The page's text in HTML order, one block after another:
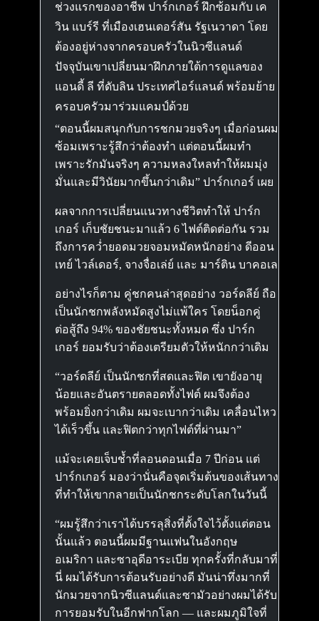
ช่วงแรกของอาชีพ ปาร์กเกอร์ ฝึกซ้อมกับ เค
วิน แบร์รี ที่เมืองเฮนเดอร์สัน รัฐเนวาดา โดย
ต้องอยู่ห่างจากครอบครัวในนิวซีแลนด์
ปัจจุบันเขาเปลี่ยนมาฝึกภายใต้การดูแลของ
แอนดี้ ลี ที่ดับลิน ประเทศไอร์แลนด์ พร้อมย้าย
ครอบครัวมาร่วมแคมป์ด้วย
“ตอนนี้ผมสนุกกับการชกมวยจริงๆ เมื่อก่อนผม
ซ้อมเพราะรู้สึกว่าต้องทำ แต่ตอนนี้ผมทำ
เพราะรักมันจริงๆ ความหลงใหลทำให้ผมมุ่ง
มั่นและมีวินัยมากขึ้นกว่าเดิม” ปาร์กเกอร์ เผย
ผลจากการเปลี่ยนแนวทางชีวิตทำให้ ปาร์ก
เกอร์ เก็บชัยชนะมาแล้ว 6 ไฟต์ติดต่อกัน รวม
ถึงการคว่ำยอดมวยจอมหมัดหนักอย่าง ดีออน
เทย์ ไวล์เดอร์, จางจื่อเล่ย์ และ มาร์ติน บาคอเล
อย่างไรก็ตาม คู่ชกคนล่าสุดอย่าง วอร์ดลีย์ ถือ
เป็นนักชกพลังหมัดสูงไม่แพ้ใคร โดยน็อกคู่
ต่อสู้ถึง 94% ของชัยชนะทั้งหมด ซึ่ง ปาร์ก
เกอร์ ยอมรับว่าต้องเตรียมตัวให้หนักกว่าเดิม
“วอร์ดลีย์ เป็นนักชกที่สดและฟิต เขายังอายุ
น้อยและอันตรายตลอดทั้งไฟต์ ผมจึงต้อง
พร้อมยิ่งกว่าเดิม ผมจะเบากว่าเดิม เคลื่อนไหว
ได้เร็วขึ้น และฟิตกว่าทุกไฟต์ที่ผ่านมา”
แม้จะเคยเจ็บช้ำที่ลอนดอนเมื่อ 7 ปีก่อน แต่
ปาร์กเกอร์ มองว่านั่นคือจุดเริ่มต้นของเส้นทาง
ที่ทำให้เขากลายเป็นนักชกระดับโลกในวันนี้
“ผมรู้สึกว่าเราได้บรรลุสิ่งที่ตั้งใจไว้ตั้งแต่ตอน
นั้นแล้ว ตอนนี้ผมมีฐานแฟนในอังกฤษ
อเมริกา และซาอุดีอาระเบีย ทุกครั้งที่กลับมาที่
นี่ ผมได้รับการต้อนรับอย่างดี มันน่าทึ่งมากที่
นักมวยจากนิวซีแลนด์และซามัวอย่างผมได้รับ
การยอมรับในอีกฟากโลก — และผมภูมิใจที่